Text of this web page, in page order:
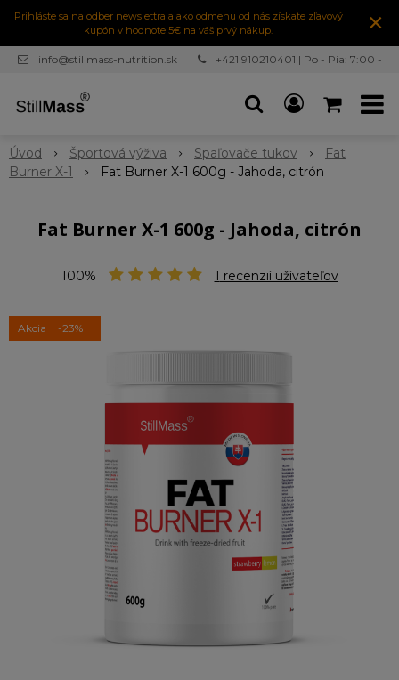
Prihláste sa na odber newslettra a ako odmenu od nás získate zľavový
kupón v hodnote 5€ na váš prvý nákup.
×
info@stillmass-nutrition.sk
+421 910210401 | Po - Pia: 7:00 -
Úvod Športová výživa Spaľovače tukov
Fat
Burner X-1
Fat Burner X-1 600g - Jahoda, citrón
Fat Burner X-1 600g - Jahoda, citrón
100% 1 recenzií užívateľov
Akcia -23%